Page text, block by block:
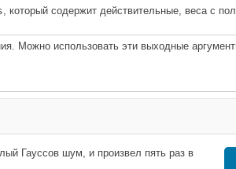
, который содержит действительные, веса с
Можно использовать эти выходные
Гауссов шум, и произвел пять раз в